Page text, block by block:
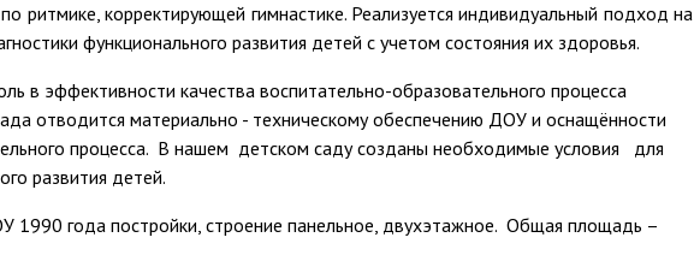
ритмике, корректирующей гимнастике. Реализуется индивидуальный подход на
функционального развития детей с учетом состояния их здоровья.
в эффективности качества воспитательно-образовательного процесса
отводится материально - техническому обеспечению ДОУ и оснащённости
процесса. В нашем детском саду созданы необходимые условия для
развития детей.
1990 года постройки, строение панельное, двухэтажное. Общая площадь –